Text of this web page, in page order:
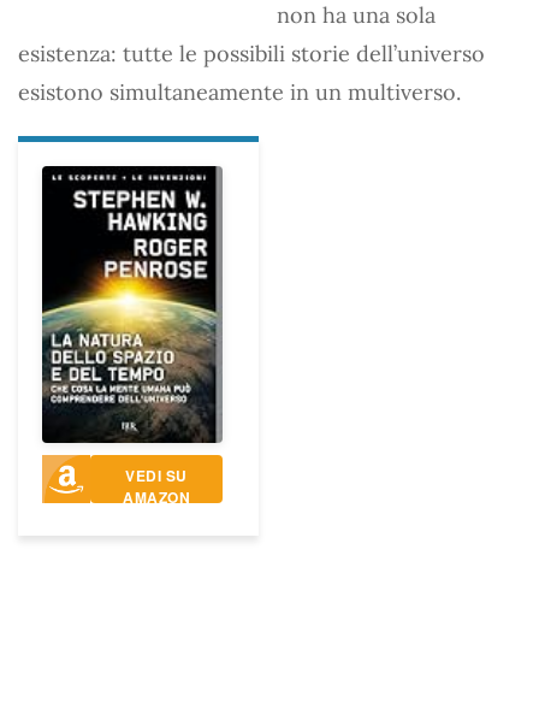
non ha una sola
esistenza: tutte le possibili storie dell’universo
esistono simultaneamente in un multiverso.
VEDI SU
AMAZON